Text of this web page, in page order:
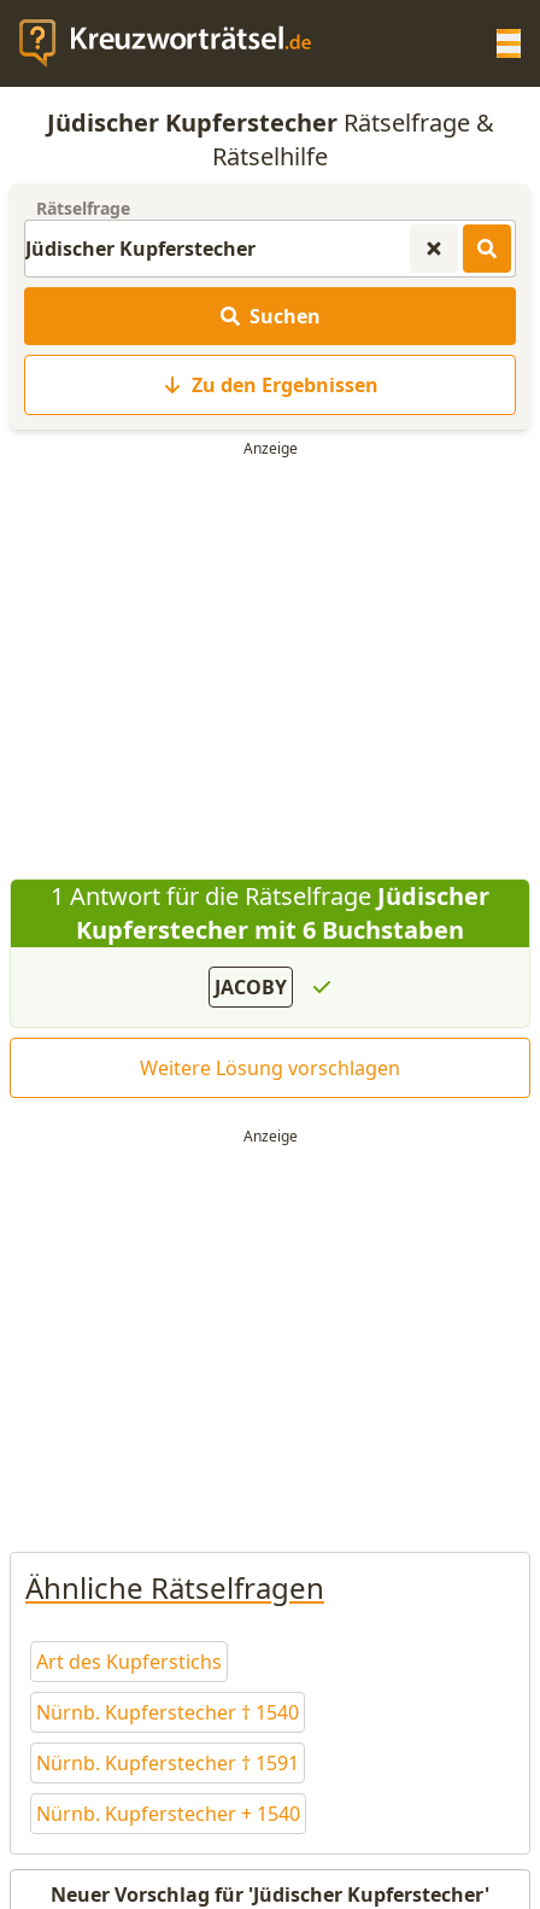
KREUZWORTRÄTSEL-HILFE
ANAGRAMM-GENERATOR
WORTLISTE
Jüdischer KupferstecherRätselfrage &
Rätselhilfe
Rätselfrage
Suchen
Zu den Ergebnissen
1 Antwort für die Rätselfrage Jüdischer
Kupferstecher mit 6 Buchstaben
JACOBY
Weitere Lösung vorschlagen
Ähnliche Rätselfragen
Art des Kupferstichs
Nürnb. Kupferstecher † 1540
Nürnb. Kupferstecher † 1591
Nürnb. Kupferstecher + 1540
Neuer Vorschlag für 'Jüdischer Kupferstecher'